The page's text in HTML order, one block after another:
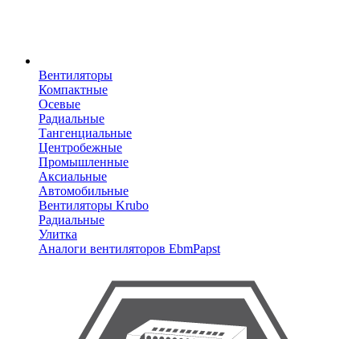
Вентиляторы
Компактные
Осевые
Радиальные
Тангенциальные
Центробежные
Промышленные
Аксиальные
Автомобильные
Вентиляторы Krubo
Радиальные
Улитка
Аналоги вентиляторов EbmPapst